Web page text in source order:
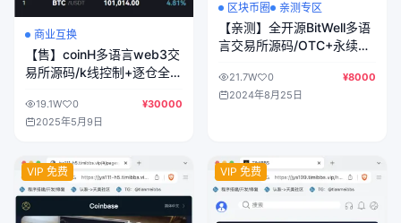
商业互换
【售】coinH多语言web3交
易所源码/k线控制+逐仓全仓
易+质押生息+盲盒+理财/前
端uniapp纯源码+后端PHP
19.1W 0
¥30000
2025年5月9日
区块币圈 亲测专区
【亲测】全开源BitWell多语
言交易所源码/OTC+永续合
合约交易+申购+风控+代理
渠道商/前端uniapp+后端
21.7W 0
¥8000
2024年8月25日
VIP 免费 VIP 免费